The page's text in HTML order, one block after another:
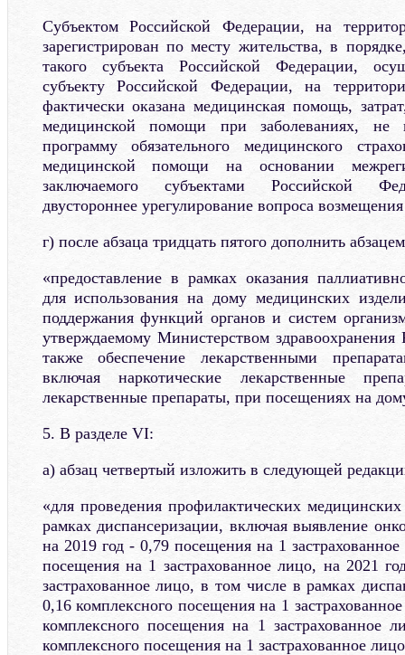
Субъектом Российской Федерации, на
зарегистрирован по месту жительства, в
такого субъекта Российской Федерации,
субъекту Российской Федерации, на
фактически оказана медицинская помощь,
медицинской помощи при заболеваниях, не
программу обязательного медицинского
медицинской помощи на основании
заключаемого субъектами Российской
двустороннее урегулирование вопроса возмещения
г) после абзаца тридцать пятого дополнить
«предоставление в рамках оказания
для использования на дому медицинских
поддержания функций органов и систем
утверждаемому Министерством
также обеспечение лекарственными
включая наркотические лекарственные
лекарственные препараты, при посещениях на
5. В разделе VI:
а) абзац четвертый изложить в следующей
«для проведения профилактических
рамках диспансеризации, включая выявление
на 2019 год - 0,79 посещения на 1
посещения на 1 застрахованное лицо, на 2021
застрахованное лицо, в том числе в рамках
0,16 комплексного посещения на 1
комплексного посещения на 1 застрахованное
комплексного посещения на 1 застрахованное